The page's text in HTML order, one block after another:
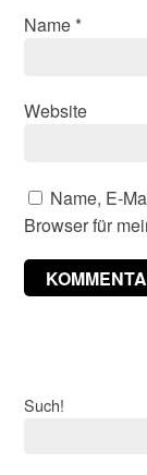
Name *
Website
Name, E-
Browser für
Such!